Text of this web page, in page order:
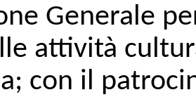
Generale
attività
con il